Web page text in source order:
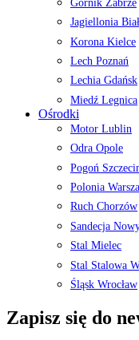
Górnik Zabrze
Jagiellonia
Korona Kielce
Lech Poznań
Lechia Gdańsk
Miedź Legnica
Ośrodki
Motor Lublin
Odra Opole
Pogoń
Polonia
Ruch Chorzów
Sandecja
Stal Mielec
Stal Stalowa
Śląsk Wrocław
Zapisz się do